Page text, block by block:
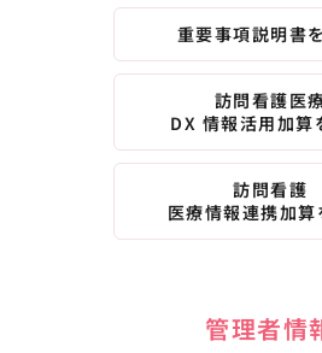
重要事項説明書
訪問看護医
DX 情報活用加算
訪問看護
医療情報連携加算
管理者情